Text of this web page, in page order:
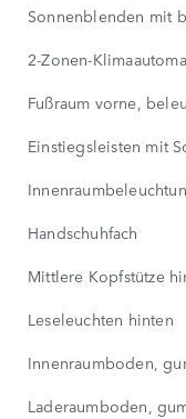
Sonnenblenden mit
2-Zonen-
Fußraum vorne,
Einstiegsleisten mit
Handschuhfach
Mittlere Kopfstütze
Leseleuchten hinten
Innenraumboden,
Laderaumboden,